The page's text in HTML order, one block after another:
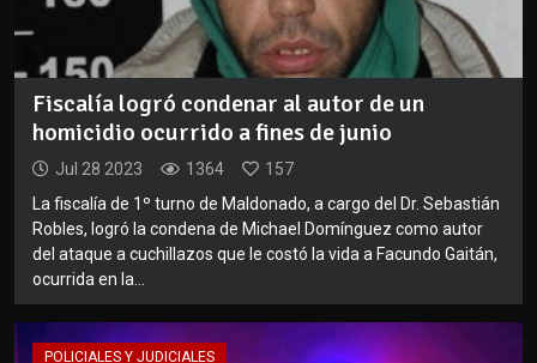
Fiscalía logró condenar al autor de un
homicidio ocurrido a fines de junio
Jul 28 2023 1364
157
La fiscalía de 1º turno de Maldonado, a cargo del Dr. Sebastián
Robles, logró la condena de Michael Domínguez como autor
del ataque a cuchillazos que le costó la vida a Facundo Gaitán,
ocurrida en la...
POLICIALES Y JUDICIALES